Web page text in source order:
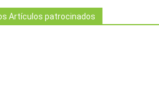
Artículos patrocinados